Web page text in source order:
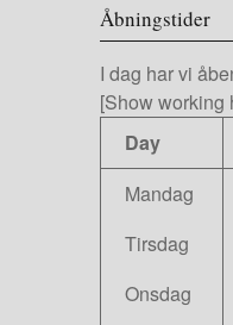
Åbningstider
I dag har vi
[Show working
Day
Mandag
Tirsdag
Onsdag